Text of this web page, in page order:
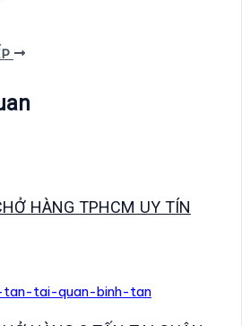
HÀNG TPHCM UY TÍN